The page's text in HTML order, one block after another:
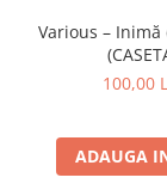
Various – Inimă
100,00
ADAUGA